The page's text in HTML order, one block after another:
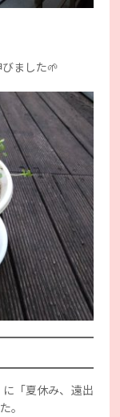
ました🌱
に「夏休み、遠出
。